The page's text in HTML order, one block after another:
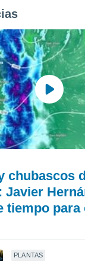
chubascos
Javier
tiempo para
PLANTAS